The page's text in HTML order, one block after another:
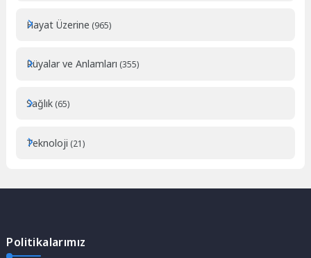
Hayat Üzerine (965)
Rüyalar ve Anlamları (355)
Sağlık (65)
Teknoloji (21)
Politikalarımız